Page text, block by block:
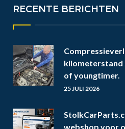
RECENTE BERICHTEN
kilometerstand
of youngtimer.
25 JULI 2026
webshop voor